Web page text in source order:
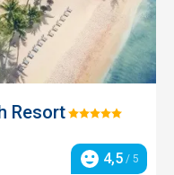
ResortHodnocení:
Hodnocení
4,5 / 5